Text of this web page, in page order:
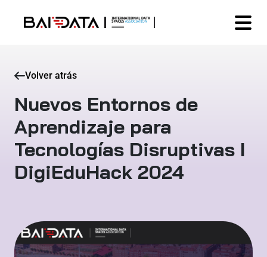
Volver atrás
Nuevos Entornos de
Aprendizaje para
Tecnologías Disruptivas I
DigiEduHack 2024